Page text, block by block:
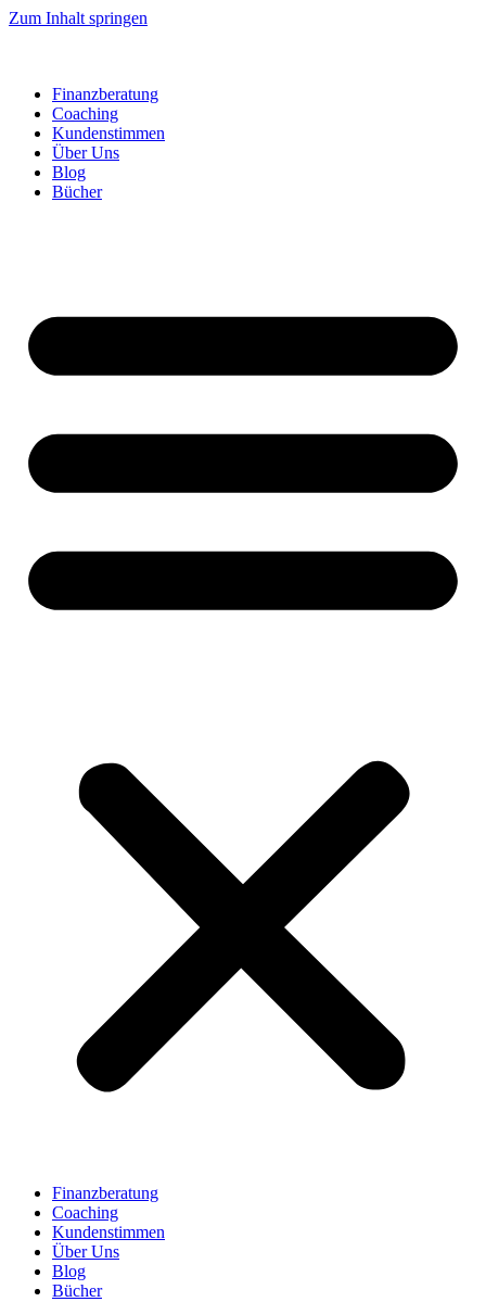
Zum Inhalt springen
Finanzberatung
Coaching
Kundenstimmen
Über Uns
Blog
Bücher
Finanzberatung
Coaching
Kundenstimmen
Über Uns
Blog
Bücher